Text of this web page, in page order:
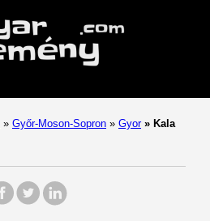
» Győr-Moson-Sopron » Gyor » Kala